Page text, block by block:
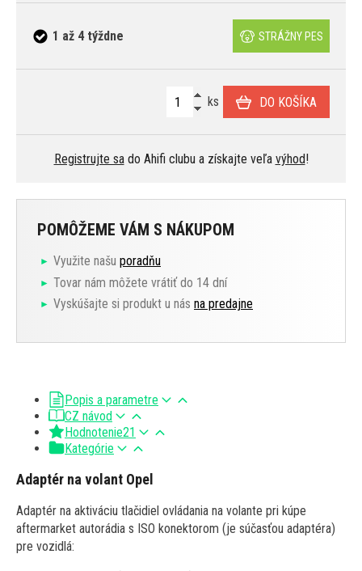
1 až 4 týždne STRÁŽNY PES
ks DO KOŠÍKA
Registrujte sado Ahifi clubu a získajte veľa výhod!
POMÔŽEME VÁM S NÁKUPOM
Využite našu poradňu
Tovar nám môžete vrátiť do 14 dní
Vyskúšajte si produkt u nás na predajne
Popis a parametre
CZ návod
Hodnotenie21
Kategórie
Adaptér na volant Opel
Adaptér na aktiváciu tlačidiel ovládania na volante pri kúpe
aftermarket autorádia s ISO konektorom (je súčasťou adaptéra)
pre vozidlá: